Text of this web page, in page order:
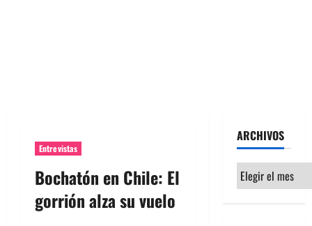
Entrevistas
Bochatón en Chile: El
gorrión alza su vuelo
ARCHIVOS
Archivos